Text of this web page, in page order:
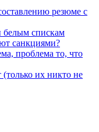
резюме с
белым спискам
санкциями?
проблема то, что
их никто не